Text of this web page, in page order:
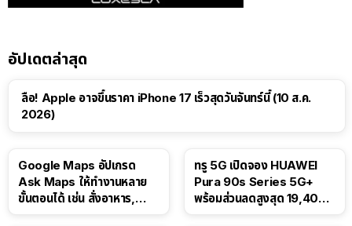
อัปเดตล่าสุด
ลือ! Apple อาจขึ้นราคา iPhone 17 เร็วสุดวันจันทร์นี้ (10 ส.ค.
2026)
Google Maps อัปเกรด
Ask Maps ให้ทำงานหลาย
ขั้นตอนได้ เช่น สั่งอาหาร,
ทรู 5G เปิดจอง HUAWEI
Pura 90s Series 5G+
พร้อมส่วนลดสูงสุด 19,400